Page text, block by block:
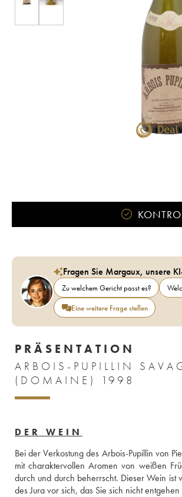
Fragen Sie Margaux, unsere
Zu welchem Gericht passt es?
Eine weitere Frage stellen
PRÄSENTATION
ARBOIS-PUPILLIN
(DOMAINE) 1998
DER WEIN
Bei der Verkostung des Arbois-Pupillin von
mit charaktervollen Aromen von weißen
durch und durch beherrscht. Dieser Wein ist
des Jura vor sich, das Sie sich nicht entgehen